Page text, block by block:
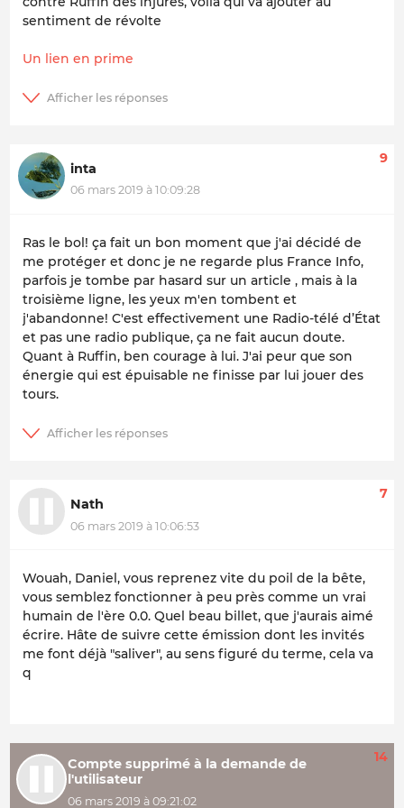
sentiment de révolte
Un lien en prime
inta
06 mars 2019 à 10:09:28
9
Ras le bol! ça fait un bon moment que j'ai décidé de
me protéger et donc je ne regarde plus France Info,
parfois je tombe par hasard sur un article , mais à la
troisième ligne, les yeux m'en tombent et
j'abandonne! C'est effectivement une Radio-télé d’État
et pas une radio publique, ça ne fait aucun doute.
Quant à Ruffin, ben courage à lui. J'ai peur que son
énergie qui est épuisable ne finisse par lui jouer des
tours.
Nath
06 mars 2019 à 10:06:53
7
Wouah, Daniel, vous reprenez vite du poil de la bête,
vous semblez fonctionner à peu près comme un vrai
humain de l'ère 0.0. Quel beau billet, que j'aurais aimé
écrire. Hâte de suivre cette émission dont les invités
me font déjà "saliver", au sens figuré du terme, cela va
q
Compte supprimé à la demande de
l'utilisateur
06 mars 2019 à 09:21:02
14